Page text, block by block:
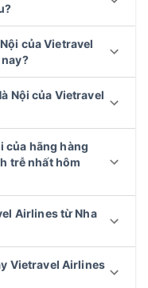
của Vietravel
Nội của Vietravel
của hãng hàng
trễ nhất hôm
Airlines từ Nha
Vietravel Airlines